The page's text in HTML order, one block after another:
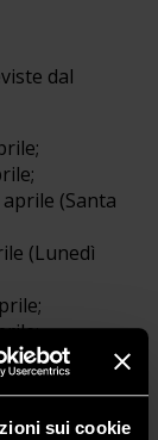
sui cookie
dal
(Santa
(Lunedì
aprile;